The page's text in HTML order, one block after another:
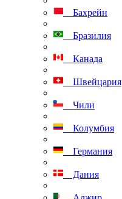
Бахрейн
Бразилия
Канада
Швейцария
Чили
Колумбия
Германия
Дания